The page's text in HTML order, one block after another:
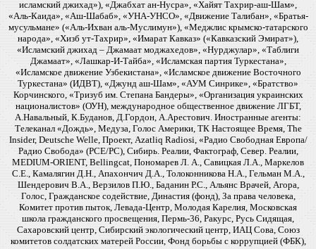
исламский джихад»), «Джабхат ан-Нусра», «Хайят Тахрир-аш-Шам»,
«Аль-Каида», «Аш-Шабаб», «УНА-УНСО», «Движение Талибан», «Братья-
мусульмане» («Аль-Ихван аль-Муслимун»), «Меджлис крымско-татарского
народа», «Хизб ут-Тахрир», «Имарат Кавказ» («Кавказский Эмират»),
«Исламский джихад – Джамаат моджахедов», «Нурджулар», «Таблиги
Джамаат», «Лашкар-И-Тайба», «Исламская партия Туркестана»,
«Исламское движение Узбекистана», «Исламское движение Восточного
Туркестана» (ИДВТ), «Джунд аш-Шам», «АУМ Синрике», «Братство»
Корчинского, «Тризуб им. Степана Бандеры», «Организация украинских
националистов» (ОУН), международное общественное движение ЛГБТ,
А.Навальный, К.Буданов, Д.Гордон, А.Арестович. Иностранные агенты:
Телеканал «Дождь», Медуза, Голос Америки, ТК Настоящее Время, The
Insider, Deutsche Welle, Проект, Azatliq Radiosi, «Радио Свободная Европа/
Радио Свобода» (PCE/PC), Сибирь. Реалии, Фактограф, Север. Реалии,
MEDIUM-ORIENT, Bellingcat, Пономарев Л. А., Савицкая Л.А., Маркелов
С.Е., Камалягин Д.Н., Апахончич Д.А., Толоконникова Н.А., Гельман М.А.,
Шендерович В.А., Верзилов П.Ю., Баданин Р.С., Альянс Врачей, Агора,
Голос, Гражданское содействие, Династия (фонд), За права человека,
Комитет против пыток, Левада-Центр, Молодая Карелия, Московская
школа гражданского просвещения, Пермь-36, Ракурс, Русь Сидящая,
Сахаровский центр, Сибирский экологический центр, ИАЦ Сова, Союз
комитетов солдатских матерей России, Фонд борьбы с коррупцией (ФБК),